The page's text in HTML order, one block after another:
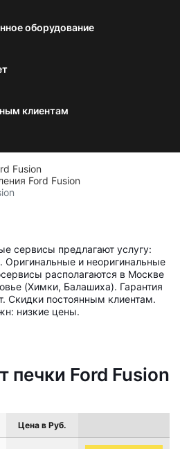
оборудование
клиентам
Fusion
Ford Fusion
сервисы предлагают услугу:
Оригинальные и неоригинальные
располагаются в Москве
(Химки, Балашиха). Гарантия
Скидки постоянным клиентам.
низкие цены.
печки Ford Fusion
Цена в Руб.